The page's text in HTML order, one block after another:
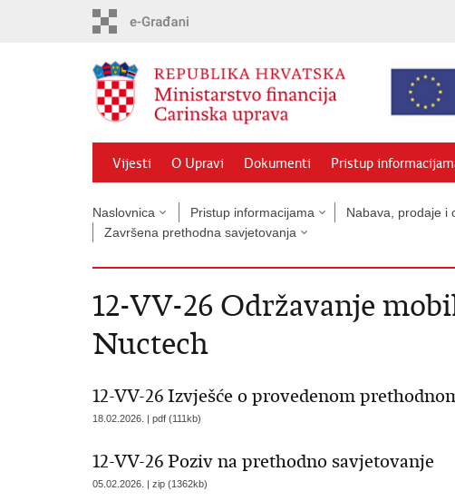
Vijesti O Upravi Dokumenti Pristup
Naslovnica Pristup informacijama Nabava, prodaje i
Završena prethodna savjetovanja
12-VV-26 Održavanje
Nuctech
12-VV-26 Izvješće o provedenom
18.02.2026. | pdf (111kb)
12-VV-26 Poziv na prethodno savjetovanje
05.02.2026. | zip (1362kb)